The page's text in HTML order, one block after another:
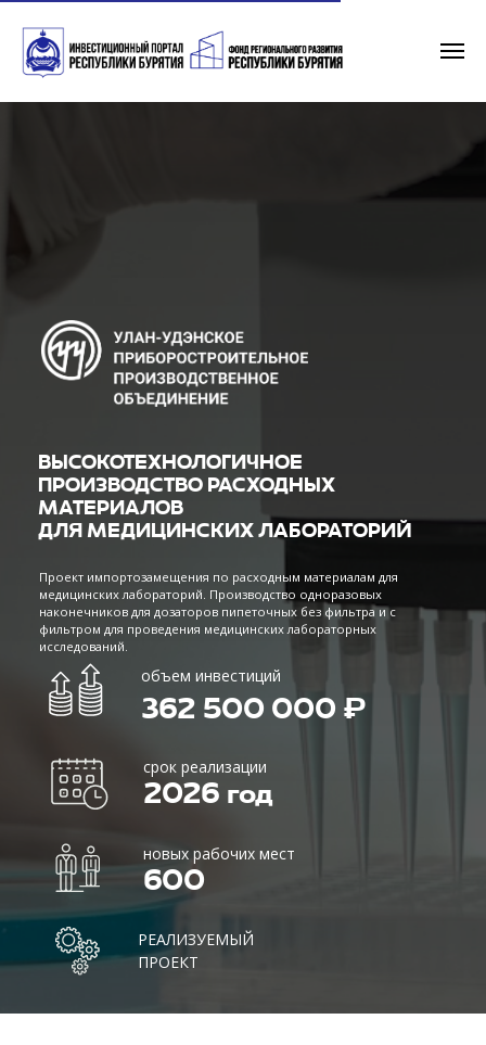
362 500 000 ₽
объем инвестиций
600
новых рабочих мест
РЕАЛИЗУЕМЫЙ
ПРОЕКТ
ВЫСОКОТЕХНОЛОГИЧНОЕ
ПРОИЗВОДСТВО РАСХОДНЫХ
МАТЕРИАЛОВ
ДЛЯ МЕДИЦИНСКИХ ЛАБОРАТОРИЙ
исследований.